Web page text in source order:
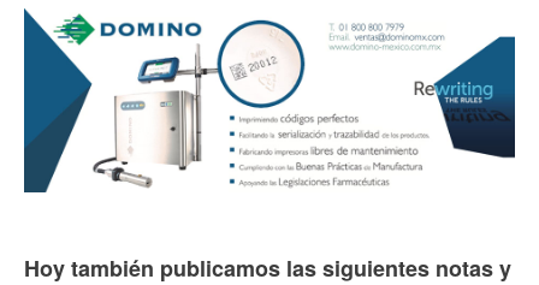
Hoy también publicamos las siguientes notas y